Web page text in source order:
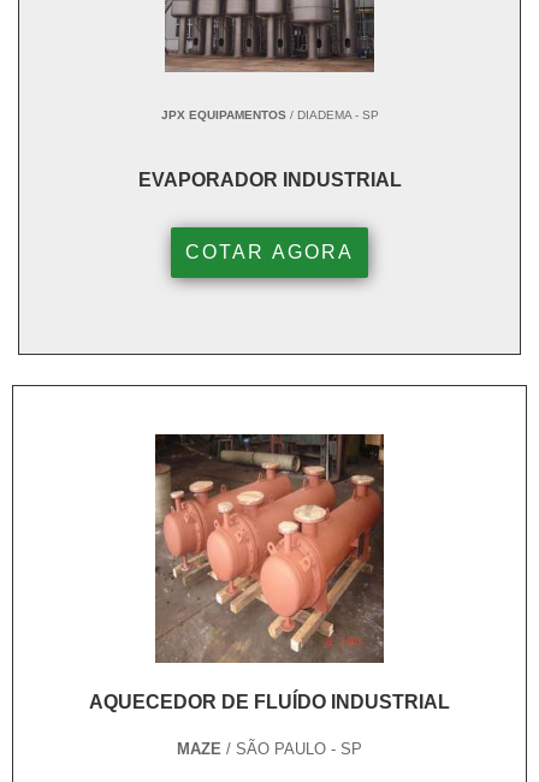
JPX EQUIPAMENTOS/ DIADEMA - SP
EVAPORADOR INDUSTRIAL
COTAR AGORA
AQUECEDOR DE FLUÍDO INDUSTRIAL
MAZE / SÃO PAULO - SP